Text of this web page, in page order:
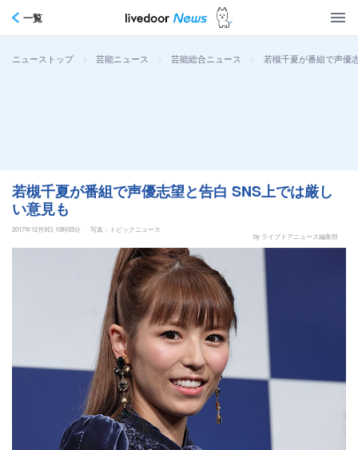
一覧
ニューストップ > 芸能ニュース > 芸能総合ニュース > 若槻千夏が番組で声優
若槻千夏が番組で声優志望と告白 SNS上では厳し
い意見も
2017年12月9日 10時55分
写真：トピックニュース
by ライブドアニュース編集部